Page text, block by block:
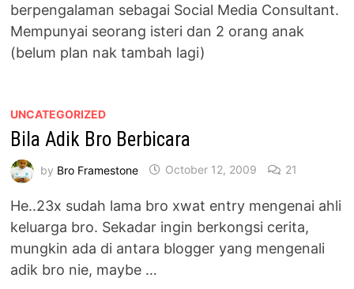
berpengalaman sebagai Social Media Consultant.
Mempunyai seorang isteri dan 2 orang anak
(belum plan nak tambah lagi)
UNCATEGORIZED
Bila Adik Bro Berbicara
by Bro Framestone October 12, 2009 21
He..23x sudah lama bro xwat entry mengenai ahli
keluarga bro. Sekadar ingin berkongsi cerita,
mungkin ada di antara blogger yang mengenali
adik bro nie, maybe …